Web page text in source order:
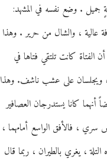
جميل . وضع نفسه في المشهد:
عالية ، والشال من حرير . وهذا
الفتاة كانت تلتقي فتاها في
ويجلسان على عشب ناشف. وهذا
أنهما كانا يستدرجان العصافير
، فالأفق الواسع أمامهما ،
، يغري بالطيران ، ربما قال